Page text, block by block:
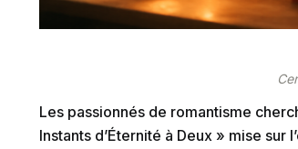
Les passionnés de romantisme
Instants d’Éternité à Deux » mise